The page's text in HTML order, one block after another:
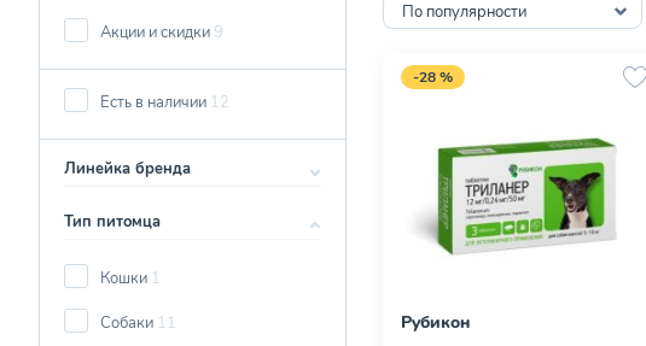
Акции и скидки 9
Есть в наличии 12
Линейка бренда
Тип питомца
Кошки 1
Собаки 11
По популярности
-28 %
Рубикон